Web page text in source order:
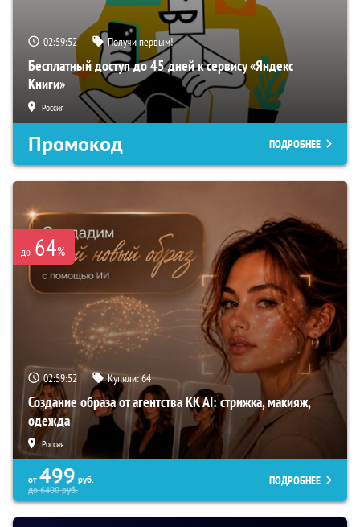
02:59:51 Получи первым!
Бесплатный доступ до 45 дней к сервису «Яндекс
Книги»
Россия
Промокод ПОДРОБНЕЕ
до 64%
02:59:51 Купили:64
Создание образа от агентства KK AI: стрижка, макияж,
одежда
Россия
от 499 руб.
до6400руб.
ПОДРОБНЕЕ